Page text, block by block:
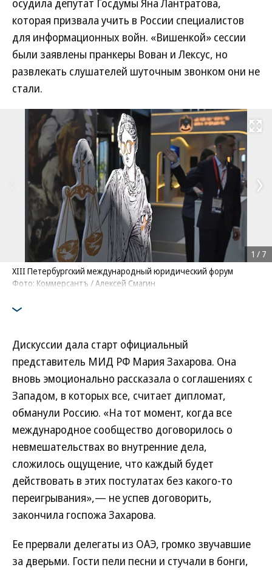
осудила депутат Госдумы Яна Лантратова,
которая призвала учить в России специалистов
для информационных войн. «Вишенкой» сессии
были заявлены пранкеры Вован и Лексус, но
развлекать слушателей шуточным звонком они не
стали.
Развернуть
XIII Петербургский международный юридический форум
Фото: Коммерсантъ / Алексей Смагин
1 / 7
Дискуссии дала старт официальный
представитель МИД РФ Мария Захарова. Она
вновь эмоционально рассказала о соглашениях с
Западом, в которых все, считает дипломат,
обманули Россию. «На тот момент, когда все
международное сообщество договорилось о
невмешательствах во внутренние дела,
сложилось ощущение, что каждый будет
действовать в этих постулатах без какого-то
переигрывания»,— не успев договорить,
закончила госпожа Захарова.
Ее прервали делегаты из ОАЭ, громко звучавшие
за дверьми. Гости пели песни и стучали в бонги,